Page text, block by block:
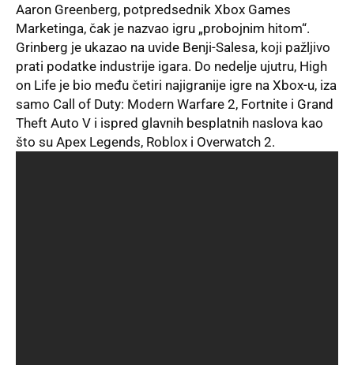
Aaron Greenberg, potpredsednik Xbox Games
Marketinga, čak je nazvao igru „probojnim hitom“.
Grinberg je ukazao na uvide Benji-Salesa, koji pažljivo
prati podatke industrije igara. Do nedelje ujutru, High
on Life je bio među četiri najigranije igre na Xbox-u, iza
samo Call of Duty: Modern Warfare 2, Fortnite i Grand
Theft Auto V i ispred glavnih besplatnih naslova kao
što su Apex Legends, Roblox i Overwatch 2.